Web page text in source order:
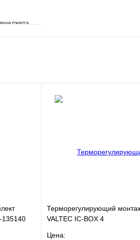
135140
Терморегулирующий
VALTEC IC-BOX 4
Цена: